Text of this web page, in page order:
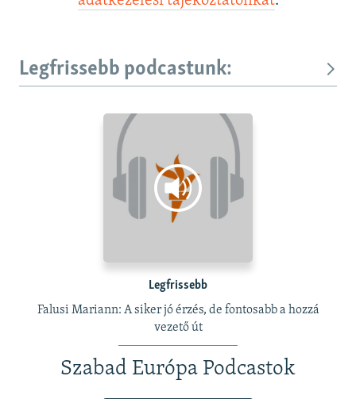
Legfrissebb podcastunk:
Legfrissebb
Falusi Mariann: A siker jó érzés, de fontosabb a hozzá
vezető út
Szabad Európa Podcastok